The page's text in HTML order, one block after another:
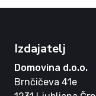
Izdajatelj
Domovina d.o.o.
Brnčičeva 41e